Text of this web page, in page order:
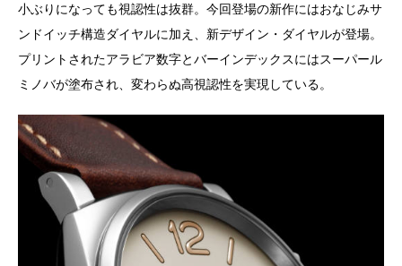
小ぶりになっても視認性は抜群。今回登場の新作にはおなじみサ
ンドイッチ構造ダイヤルに加え、新デザイン・ダイヤルが登場。
プリントされたアラビア数字とバーインデックスにはスーパール
ミノバが塗布され、変わらぬ高視認性を実現している。